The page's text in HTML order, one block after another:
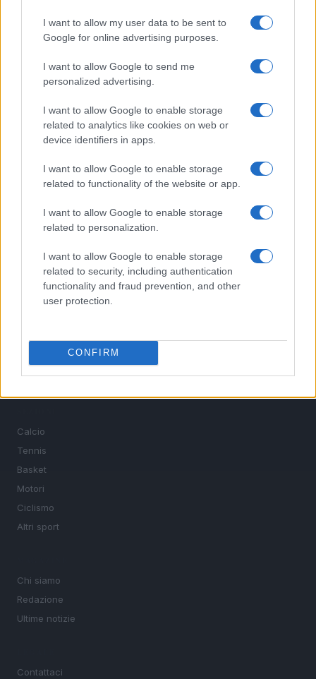
I want to allow my user data to be sent to
Google for online advertising purposes.
I want to allow Google to send me
personalized advertising.
I want to allow Google to enable storage
related to analytics like cookies on web or
device identifiers in apps.
I want to allow Google to enable storage
related to functionality of the website or app.
I want to allow Google to enable storage
related to personalization.
I want to allow Google to enable storage
related to security, including authentication
functionality and fraud prevention, and other
user protection.
CONFIRM
Audi Nuvolari: prestazioni, design e prezzo della
nuova supercar ibrida
milioni per il 2026
stagione deludente
Chi si muove spesso cerca soluzioni semplici: cresce
l’attenzione verso il noleggio auto
Sportmagazine: notizie, approfondimenti e classifiche su
calcio, basket, tennis, ciclismo, motori, Formula 1,
interviste ai protagonisti e i risultati in tempo reale di tutte
le discipline che fanno emozionare gli appassionati di
sport.
Calcio
Tennis
Basket
Motori
Ciclismo
Altri sport
Chi siamo
Redazione
Ultime notizie
Contattaci